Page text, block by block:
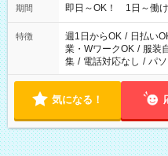
期間 即日～OK！ 1日～働け
特徴 週1日からOK / 日払い
業・WワークOK / 服装
集 / 電話対応なし / パ
気になる！